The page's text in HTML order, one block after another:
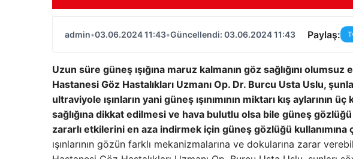
admin•03.06.2024 11:43•Güncellendi: 03.06.2024 11:43 Paylaş:
Uzun süre güneş ışığına maruz kalmanın göz sağlığını
Hastanesi Göz Hastalıkları Uzmanı Op. Dr. Burcu Usta Uslu,
ultraviyole ışınların yani güneş ışınımının miktarı kış aylarının
sağlığına dikkat edilmesi ve hava bulutlu olsa bile güneş
zararlı etkilerini en aza indirmek için güneş gözlüğü kullanımına
ışınlarının gözün farklı mekanizmalarına ve dokularına zarar